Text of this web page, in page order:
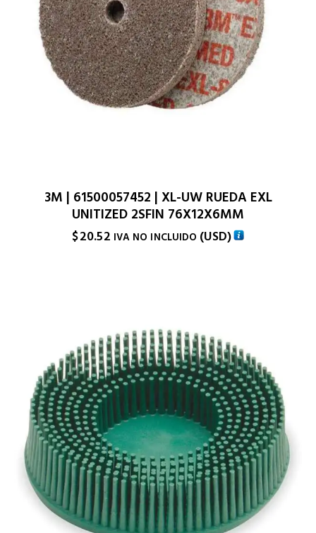
3M | 61500057452 | XL-UW RUEDA EXL
UNITIZED 2SFIN 76X12X6MM
$20.52 IVA NO INCLUIDO (USD)